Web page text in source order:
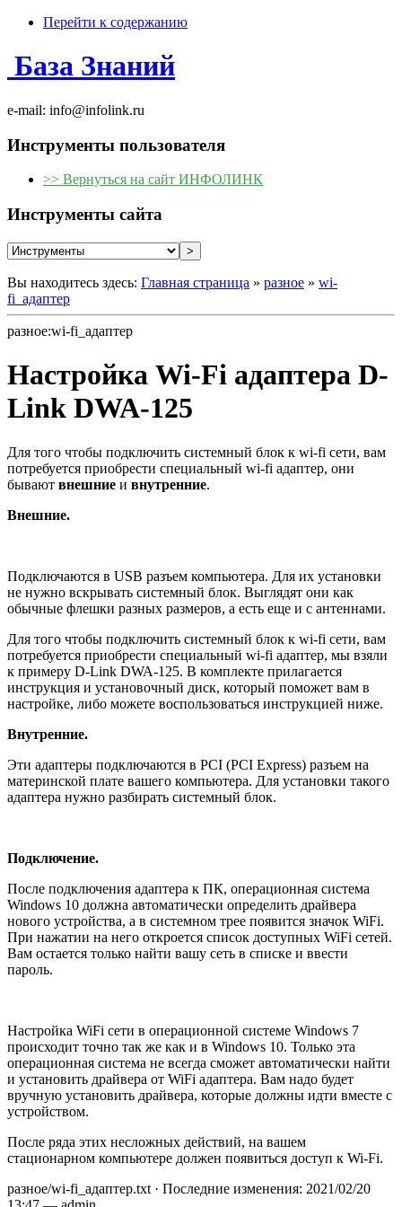
Перейти к содержанию
База Знаний
e-mail: info@infolink.ru
Инструменты пользователя
>> Вернуться на сайт ИНФОЛИНК
Инструменты сайта
Вы находитесь здесь: Главная страница » разное » wi-
fi_адаптер
разное:wi-fi_адаптер
Настройка Wi-Fi адаптера D-
Link DWA-125
Для того чтобы подключить системный блок к wi-fi сети, вам
потребуется приобрести специальный wi-fi адаптер, они
бывают внешние и внутренние.
Внешние.
Подключаются в USB разъем компьютера. Для их установки
не нужно вскрывать системный блок. Выглядят они как
обычные флешки разных размеров, а есть еще и с антеннами.
Для того чтобы подключить системный блок к wi-fi сети, вам
потребуется приобрести специальный wi-fi адаптер, мы взяли
к примеру D-Link DWA-125. В комплекте прилагается
инструкция и установочный диск, который поможет вам в
настройке, либо можете воспользоваться инструкцией ниже.
Внутренние.
Эти адаптеры подключаются в PCI (PCI Express) разъем на
материнской плате вашего компьютера. Для установки такого
адаптера нужно разбирать системный блок.
Подключение.
После подключения адаптера к ПК, операционная система
Windows 10 должна автоматически определить драйвера
нового устройства, а в системном трее появится значок WiFi.
При нажатии на него откроется список доступных WiFi сетей.
Вам остается только найти вашу сеть в списке и ввести
пароль.
Настройка WiFi сети в операционной системе Windows 7
происходит точно так же как и в Windows 10. Только эта
операционная система не всегда сможет автоматически найти
и установить драйвера от WiFi адаптера. Вам надо будет
вручную установить драйвера, которые должны идти вместе с
устройством.
После ряда этих несложных действий, на вашем
стационарном компьютере должен появиться доступ к Wi-Fi.
разное/wi-fi_адаптер.txt · Последние изменения: 2021/02/20